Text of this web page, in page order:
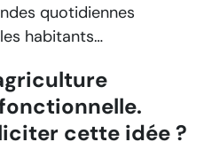
quotidiennes
habitants…
cette idée ?